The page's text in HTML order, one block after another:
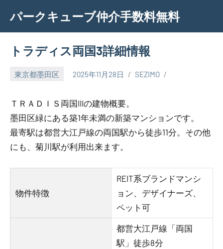
content
パークキューブ仲介手数料無料
トラディス両国3詳細情報
東京都墨田区 2025年11月28日 SEZIMO
ＴＲＡＤＩＳ両国IIIの建物概要。
墨田区緑にある築1年未満の新築マンションです。
最寄駅は都営大江戸線の両国駅から徒歩11分。その他
にも、菊川駅が利用出来ます。
物件特徴
REIT系ブランドマンシ
ョン、デザイナーズ、
ペット可
都営大江戸線「両国
駅」徒歩8分